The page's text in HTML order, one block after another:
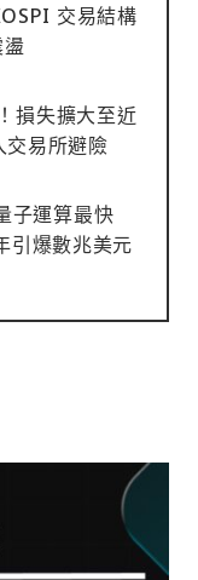
交易結構
損失擴大至近
交易所避險
子運算最快
引爆數兆美元